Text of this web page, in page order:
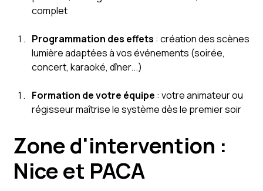
complet
Programmation des effets : création des scènes
lumière adaptées à vos événements (soirée,
concert, karaoké, dîner...)
Formation de votre équipe : votre animateur ou
régisseur maîtrise le système dès le premier soir
Zone d'intervention :
Nice et PACA